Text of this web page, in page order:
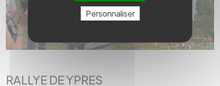
RALLYE DE YPRES
Personnaliser